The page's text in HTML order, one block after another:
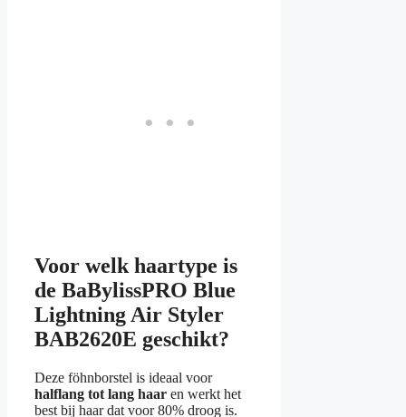
Voor welk haartype is
de BaBylissPRO Blue
Lightning Air Styler
BAB2620E geschikt?
Deze föhnborstel is ideaal voor
halflang tot lang haar en werkt het
best bij haar dat voor 80% droog is.